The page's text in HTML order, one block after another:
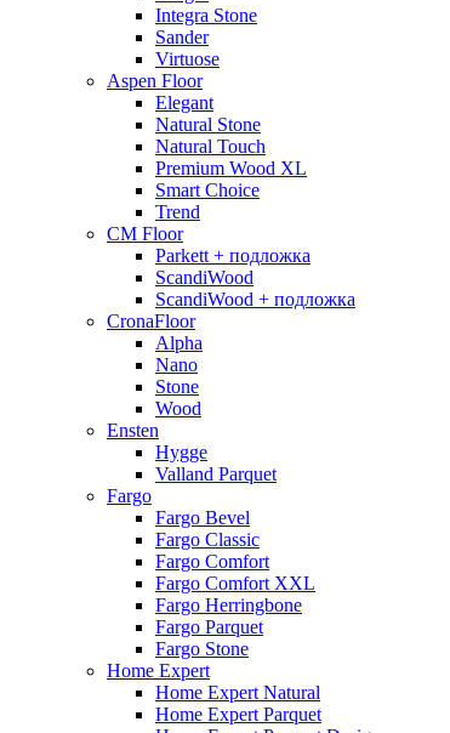
Integra Stone
Sander
Virtuose
Aspen Floor
Elegant
Natural Stone
Natural Touch
Premium Wood XL
Smart Choice
Trend
CM Floor
Parkett + подложка
ScandiWood
ScandiWood + подложка
CronaFloor
Alpha
Nano
Stone
Wood
Ensten
Hygge
Valland Parquet
Fargo
Fargo Bevel
Fargo Classic
Fargo Comfort
Fargo Comfort XXL
Fargo Herringbone
Fargo Parquet
Fargo Stone
Home Expert
Home Expert Natural
Home Expert Parquet